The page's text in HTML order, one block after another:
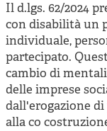
Il d.lgs. 62/2024
con disabilità un
individuale,
partecipato.
cambio di
delle imprese
dall'erogazione
alla co